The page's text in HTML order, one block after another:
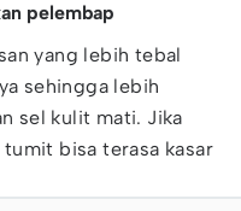
pelembap
yang lebih tebal
sehingga lebih
sel kulit mati. Jika
bisa terasa kasar